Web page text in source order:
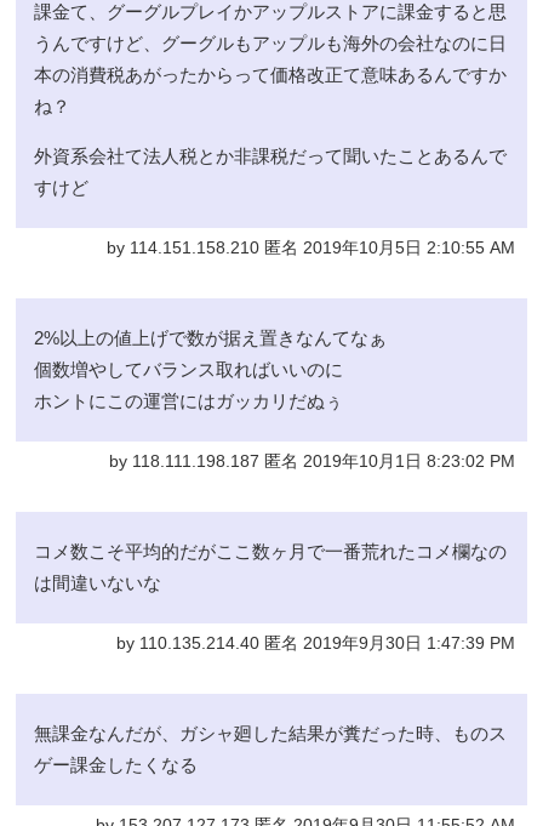
課金て、グーグルプレイかアップルストアに課金すると思
うんですけど、グーグルもアップルも海外の会社なのに日
本の消費税あがったからって価格改正て意味あるんですか
ね？
外資系会社て法人税とか非課税だって聞いたことあるんで
すけど
by 114.151.158.210 匿名 2019年10月5日 2:10:55 AM
2%以上の値上げで数が据え置きなんてなぁ
個数増やしてバランス取ればいいのに
ホントにこの運営にはガッカリだぬぅ
by 118.111.198.187 匿名 2019年10月1日 8:23:02 PM
コメ数こそ平均的だがここ数ヶ月で一番荒れたコメ欄なの
は間違いないな
by 110.135.214.40 匿名 2019年9月30日 1:47:39 PM
無課金なんだが、ガシャ廻した結果が糞だった時、ものス
ゲー課金したくなる